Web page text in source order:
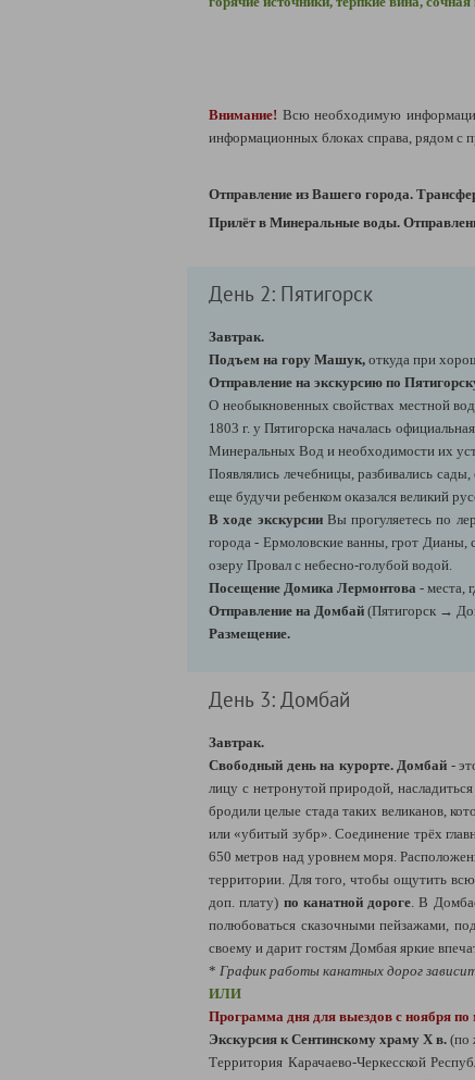
Внимание! Всю необходимую
информационных блоках справа, рядом с
Отправление из Вашего города.
Прилёт в Минеральные воды.
День 2: Пятигорск
Завтрак.
Подъем на гору Машук, откуда при
Отправление на экскурсию по
О необыкновенных свойствах местной
1803 г. у Пятигорска началась
Минеральных Вод и необходимости их
Появлялись лечебницы, разбивались
еще будучи ребенком оказался великий
В ходе экскурсииВы прогуляетесь по
города - Ермоловские ванны, грот Дианы,
озеру Провал с небесно-голубой водой.
Посещение Домика Лермонтова - места,
Отправление на Домбай (Пятигорск →
Размещение.
День 3: Домбай
Завтрак.
Свободный день на курорте. Домбай -
лицу с нетронутой природой,
бродили целые стада таких великанов,
или «убитый зубр». Соединение трёх
650 метров над уровнем моря.
территории. Для того, чтобы ощутить
доп. плату) по канатной дороге. В
полюбоваться сказочными пейзажами,
своему и дарит гостям Домбая яркие
* График работы канатных дорог
ИЛИ
Программа дня для выездов с ноября по
Экскурсия к Сентинскому храму Х в. (по
Территория Карачаево-Черкесской